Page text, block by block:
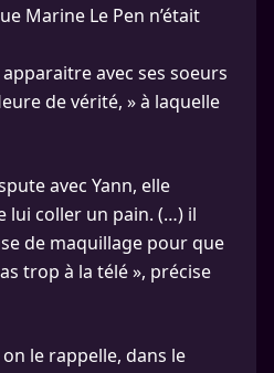
Marine Le Pen n’était
avec ses soeurs
de vérité, » à laquelle
avec Yann, elle
lui coller un pain. (…) il
de maquillage pour que
trop à la télé », précise
le rappelle, dans le